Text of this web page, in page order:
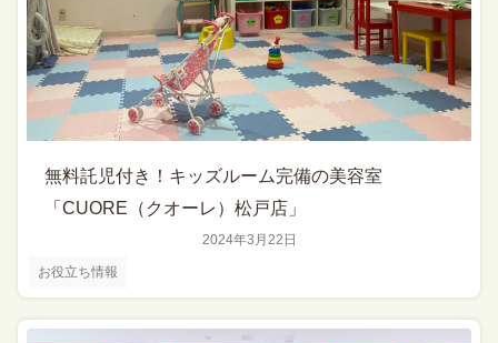
お役立ち情報
2024年3月22日
無料託児付き！キッズルーム完備の美容室
「CUORE（クオーレ）松戸店」